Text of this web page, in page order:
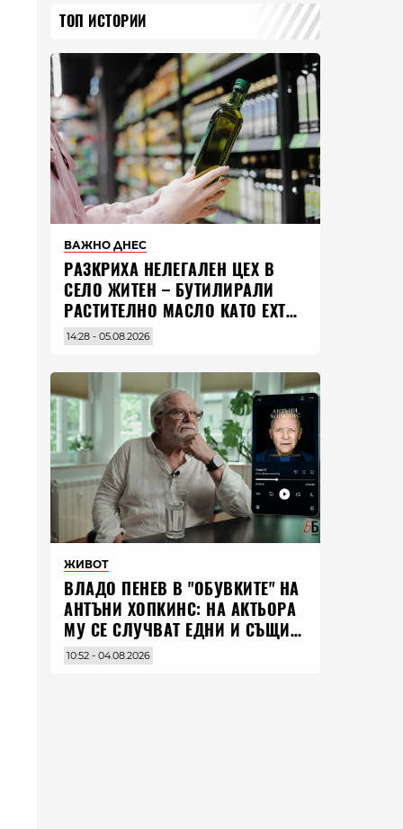
ТОП ИСТОРИИ
ВАЖНО ДНЕС
РАЗКРИХА НЕЛЕГАЛЕН ЦЕХ В
СЕЛО ЖИТЕН – БУТИЛИРАЛИ
РАСТИТЕЛНО МАСЛО КАТО EXTRA
VIRGIN ЗЕХТИН
14:28 - 05.08.2026
ЖИВОТ
ВЛАДO ПЕНЕВ В "ОБУВКИТЕ" НА
АНТЪНИ ХОПКИНС: НА АКТЬОРА
МУ СЕ СЛУЧВАТ ЕДНИ И СЪЩИ
НЕЩА ПО ЦЕЛИЯ СВЯТ
10:52 - 04.08.2026